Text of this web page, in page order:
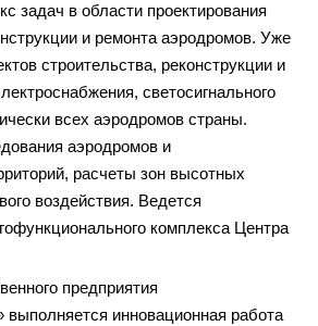
задач в области проектирования
и ремонта аэродромов. Уже
строительства, реконструкции и
светосигнального
всех аэродромов страны.
аэродромов и
расчеты зон высотных
воздействия. Ведется
комплекса Центра
предприятия
выполняется инновационная работа